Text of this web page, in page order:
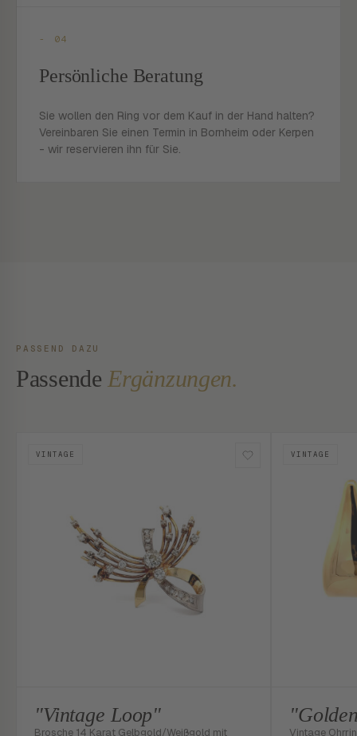
- 04
Persönliche Beratung
Sie wollen den Ring vor dem Kauf in der Hand halten?
Vereinbaren Sie einen Termin in Bornheim oder Kerpen
- wir reservieren ihn für Sie.
PASSEND DAZU
Passende Ergänzungen.
VINTAGE
"Vintage Loop"
Brosche 14 Karat Gelbgold/Weißgold mit
VINTAGE
Vintage